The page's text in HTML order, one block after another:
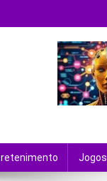
Jogos